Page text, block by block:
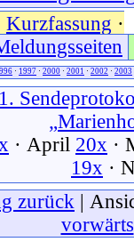
Kurzfassung ·
· 1997 · 2000 · 2001 · 2002 · 2003
1.
· April 20x ·
19x ·
zurück |
vorwärts